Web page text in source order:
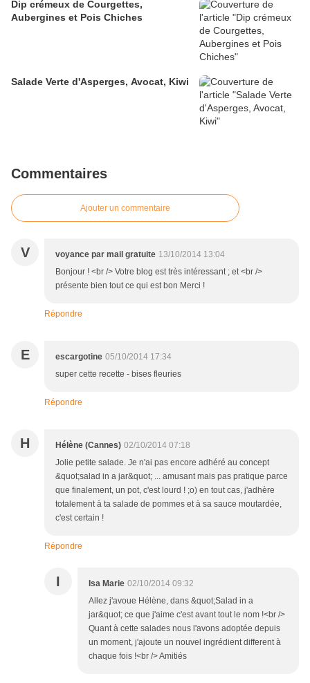
Dip crémeux de Courgettes,
Aubergines et Pois Chiches
Salade Verte d'Asperges, Avocat, Kiwi
Commentaires
Ajouter un commentaire
V voyance par mail gratuite 13/10/2014 13:04
Bonjour ! <br /> Votre blog est très intéressant ; et <br />
présente bien tout ce qui est bon Merci !
Répondre
E escargotine 05/10/2014 17:34
super cette recette - bises fleuries
Répondre
H Hélène (Cannes) 02/10/2014 07:18
Jolie petite salade. Je n'ai pas encore adhéré au concept
&quot;salad in a jar&quot; ... amusant mais pas pratique parce
que finalement, un pot, c'est lourd ! ;o) en tout cas, j'adhère
totalement à ta salade de pommes et à sa sauce moutardée,
c'est certain !
Répondre
I Isa Marie 02/10/2014 09:32
Allez j'avoue Hélène, dans &quot;Salad in a
jar&quot; ce que j'aime c'est avant tout le nom !<br />
Quant à cette salades nous l'avons adoptée depuis
un moment, j'ajoute un nouvel ingrédient different à
chaque fois !<br /> Amitiés